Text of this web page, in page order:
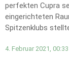
perfekten Cupra
eingerichteten
Spitzenklubs
4. Februar 2021, 00:33